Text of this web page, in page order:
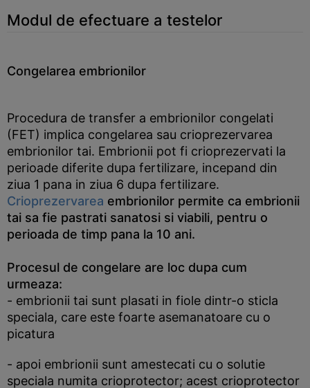
Modul de efectuare a testelor
Congelarea embrionilor
Procedura de transfer a embrionilor congelati
(FET) implica congelarea sau crioprezervarea
embrionilor tai. Embrionii pot fi crioprezervati la
perioade diferite dupa fertilizare, incepand din
ziua 1 pana in ziua 6 dupa fertilizare.
Crioprezervarea embrionilor permite ca embrionii
tai sa fie pastrati sanatosi si viabili, pentru o
perioada de timp pana la 10 ani.
Procesul de congelare are loc dupa cum
urmeaza:
- embrionii tai sunt plasati in fiole dintr-o sticla
speciala, care este foarte asemanatoare cu o
picatura
- apoi embrionii sunt amestecati cu o solutie
speciala numita crioprotector; acest crioprotector